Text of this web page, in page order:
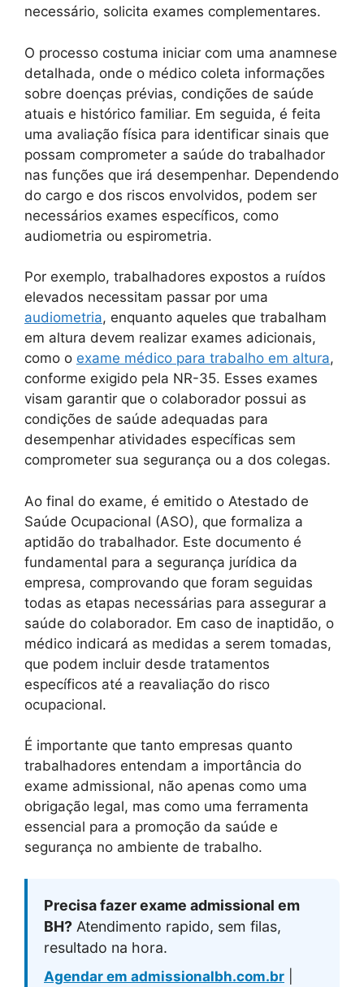
necessário, solicita exames complementares.
O processo costuma iniciar com uma anamnese
detalhada, onde o médico coleta informações
sobre doenças prévias, condições de saúde
atuais e histórico familiar. Em seguida, é feita
uma avaliação física para identificar sinais que
possam comprometer a saúde do trabalhador
nas funções que irá desempenhar. Dependendo
do cargo e dos riscos envolvidos, podem ser
necessários exames específicos, como
audiometria ou espirometria.
Por exemplo, trabalhadores expostos a ruídos
elevados necessitam passar por uma
audiometria, enquanto aqueles que trabalham
em altura devem realizar exames adicionais,
como o exame médico para trabalho em altura,
conforme exigido pela NR-35. Esses exames
visam garantir que o colaborador possui as
condições de saúde adequadas para
desempenhar atividades específicas sem
comprometer sua segurança ou a dos colegas.
Ao final do exame, é emitido o Atestado de
Saúde Ocupacional (ASO), que formaliza a
aptidão do trabalhador. Este documento é
fundamental para a segurança jurídica da
empresa, comprovando que foram seguidas
todas as etapas necessárias para assegurar a
saúde do colaborador. Em caso de inaptidão, o
médico indicará as medidas a serem tomadas,
que podem incluir desde tratamentos
específicos até a reavaliação do risco
ocupacional.
É importante que tanto empresas quanto
trabalhadores entendam a importância do
exame admissional, não apenas como uma
obrigação legal, mas como uma ferramenta
essencial para a promoção da saúde e
segurança no ambiente de trabalho.
Precisa fazer exame admissional em
BH? Atendimento rapido, sem filas,
resultado na hora.
Agendar em admissionalbh.com.br